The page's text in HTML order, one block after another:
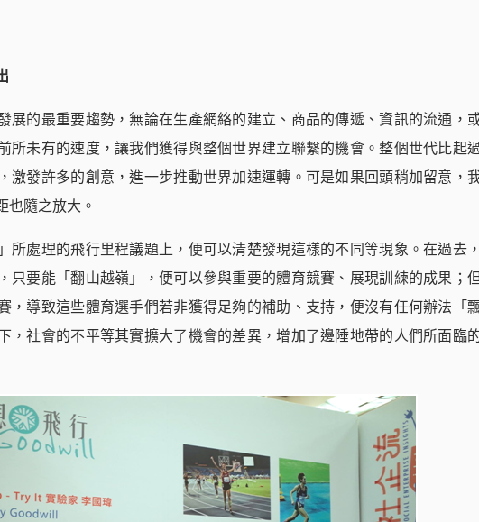
展的最重要趨勢，無論在生產網絡的建立、商品的傳遞、資訊的流通，
所未有的速度，讓我們獲得與整個世界建立聯繫的機會。整個世代比起
激發許多的創意，進一步推動世界加速運轉。可是如果回頭稍加留意，
也隨之放大。
所處理的飛行里程議題上，便可以清楚發現這樣的不同等現象。在過去，
只要能「翻山越嶺」，便可以參與重要的體育競賽、展現訓練的成果；但
，導致這些體育選手們若非獲得足夠的補助、支持，便沒有任何辦法「飄
，社會的不平等其實擴大了機會的差異，增加了邊陲地帶的人們所面臨